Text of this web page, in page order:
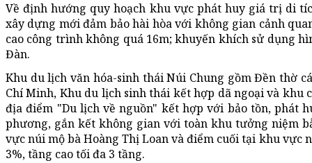
Về định hướng quy hoạch khu vực phát huy giá trị di
xây dựng mới đảm bảo hài hòa với không gian cảnh
cao công trình không quá 16m; khuyến khích sử dụng
Đàn.
Khu du lịch văn hóa-sinh thái Núi Chung gồm Đền thờ
Chí Minh, Khu du lịch sinh thái kết hợp dã ngoại và khu
địa điểm "Du lịch về nguồn" kết hợp với bảo tồn, phát
phương, gắn kết không gian với toàn khu tưởng niệm
vực núi mộ bà Hoàng Thị Loan và điểm cuối tại khu vực
3%, tầng cao tối đa 3 tầng.